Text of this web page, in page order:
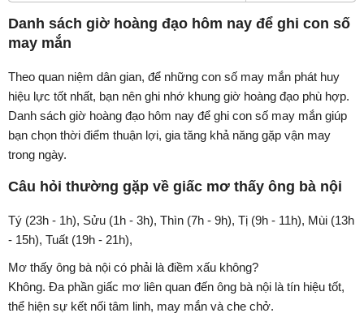
Danh sách giờ hoàng đạo hôm nay để ghi con số
may mắn
Theo quan niệm dân gian, để những con số may mắn phát huy
hiệu lực tốt nhất, bạn nên ghi nhớ khung giờ hoàng đạo phù hợp.
Danh sách giờ hoàng đạo hôm nay để ghi con số may mắn giúp
bạn chọn thời điểm thuận lợi, gia tăng khả năng gặp vận may
trong ngày.
Câu hỏi thường gặp về giấc mơ thấy ông bà nội
Tý (23h - 1h), Sửu (1h - 3h), Thìn (7h - 9h), Tị (9h - 11h), Mùi (13h
- 15h), Tuất (19h - 21h),
Mơ thấy ông bà nội có phải là điềm xấu không?
Không. Đa phần giấc mơ liên quan đến ông bà nội là tín hiệu tốt,
thể hiện sự kết nối tâm linh, may mắn và che chở.